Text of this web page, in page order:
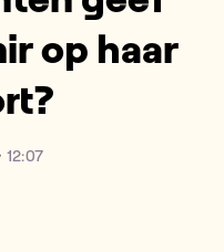
op haar
12:07